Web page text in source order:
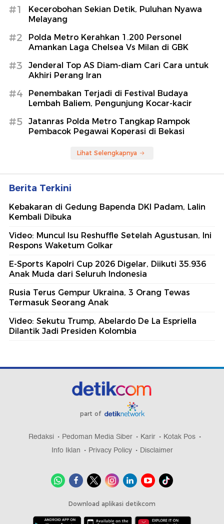
#1
Kecerobohan Sekian Detik, Puluhan Nyawa
Melayang
#2
Polda Metro Kerahkan 1.200 Personel
Amankan Laga Chelsea Vs Milan di GBK
#3
Jenderal Top AS Diam-diam Cari Cara untuk
Akhiri Perang Iran
#4
Penembakan Terjadi di Festival Budaya
Lembah Baliem, Pengunjung Kocar-kacir
#5
Jatanras Polda Metro Tangkap Rampok
Pembacok Pegawai Koperasi di Bekasi
Lihat Selengkapnya
Berita Terkini
Kebakaran di Gedung Bapenda DKI Padam, Lalin
Kembali Dibuka
Video: Muncul Isu Reshuffle Setelah Agustusan, Ini
Respons Waketum Golkar
E-Sports Kapolri Cup 2026 Digelar, Diikuti 35.936
Anak Muda dari Seluruh Indonesia
Rusia Terus Gempur Ukraina, 3 Orang Tewas
Termasuk Seorang Anak
Video: Sekutu Trump, Abelardo De La Espriella
Dilantik Jadi Presiden Kolombia
part of
Redaksi Pedoman Media Siber Karir
Kotak Pos
Info Iklan
Privacy Policy Disclaimer
Download aplikasi detikcom